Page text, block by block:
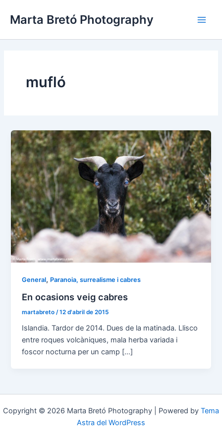
Marta Bretó Photography
mufló
General, Paranoia, surrealisme i cabres
En ocasions veig cabres
martabreto /12 d'abril de 2015
Islandia. Tardor de 2014. Dues de la matinada. Llisco
entre roques volcàniques, mala herba variada i
foscor nocturna per un camp […]
Copyright © 2026 Marta Bretó Photography | Powered by Tema
Astra del WordPress